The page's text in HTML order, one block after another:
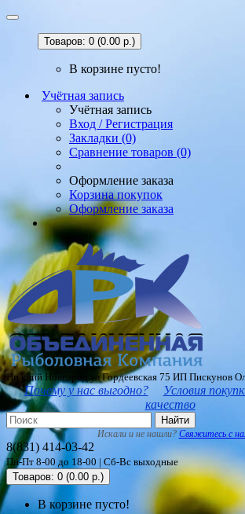
Товаров: 0 (0.00 р.)
В корзине пусто!
Учётная запись
Учётная запись
Вход / Регистрация
Закладки (0)
Сравнение товаров (0)
Оформление заказа
Корзина покупок
Оформление заказа
Нижний Новгород ул Гордеевская 75 ИП Пискунов
Почему у нас выгодно? Условия
качество
Найти
Искали и не нашли? Свяжитесь с
8(831) 414-03-42
Пн-Пт 8-00 до 18-00 | Сб-Вс выходные
Товаров: 0 (0.00 р.)
В корзине пусто!